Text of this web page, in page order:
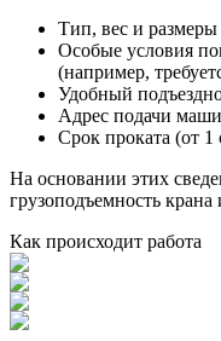
Тип, вес и размеры
Особые условия
(например,
Удобный
Адрес подачи
Срок проката (от 1
На основании этих
грузоподъемность
Как происходит работа